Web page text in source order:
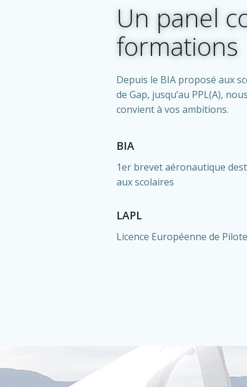
Un panel
formations
Depuis le BIA proposé aux
de Gap, jusqu’au PPL(A),
convient à vos ambitions.
BIA
1er brevet aéronautique
aux scolaires
LAPL
Licence Européenne de